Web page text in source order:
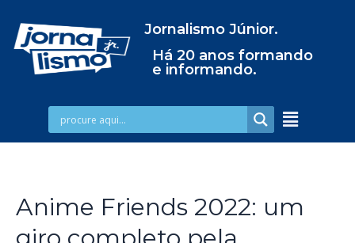
Jornalismo Júnior.
Há 20 anos formando
e informando.
Anime Friends 2022: um